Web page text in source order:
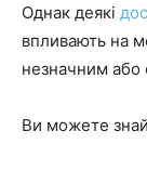
Однак деякі
впливають на
незначним або
Ви можете